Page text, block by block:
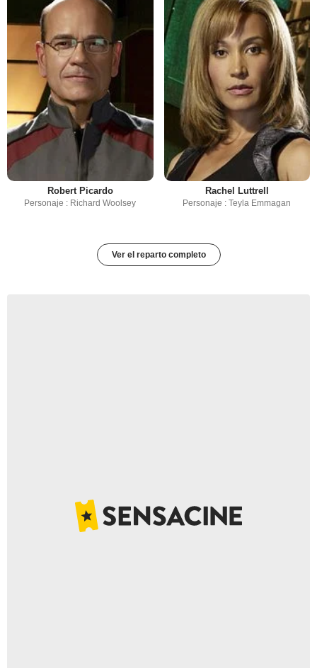
Robert Picardo
Personaje : Richard Woolsey
Rachel Luttrell
Personaje : Teyla Emmagan
Ver el reparto completo